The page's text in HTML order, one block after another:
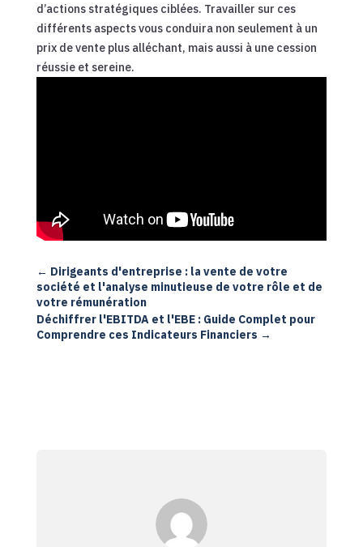
d’actions stratégiques ciblées. Travailler sur ces
différents aspects vous conduira non seulement à un
prix de vente plus alléchant, mais aussi à une cession
réussie et sereine.
← Dirigeants d'entreprise : la vente de votre
société et l'analyse minutieuse de votre rôle et de
votre rémunération
Déchiffrer l'EBITDA et l'EBE : Guide Complet pour
Comprendre ces Indicateurs Financiers →